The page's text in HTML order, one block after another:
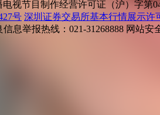
电视节目制作经营许可证（沪）字第
号 深圳证券交易所基本行情展示许
息举报热线：021-31268888 网站安